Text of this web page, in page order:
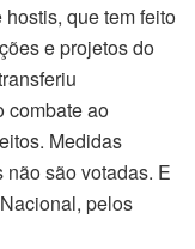
que tem feito
e projetos do
combate ao
Medidas
são votadas. E
pelos